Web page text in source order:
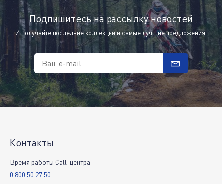
Подпишитесь на рассылку новостей
И получайте последние коллекции и самые лучшие предложения.
Ваш e-mail
Контакты
Время работы Call-центра
0 800 50 27 50